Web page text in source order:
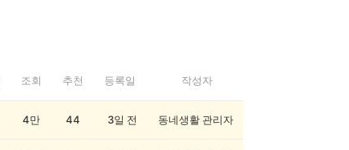
조회 추천 등록일 작성자
4만 44 3일 전 동네생활 관리자